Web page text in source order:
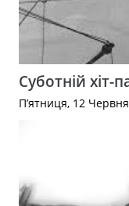
Суботній хіт-
П’ятниця, 12